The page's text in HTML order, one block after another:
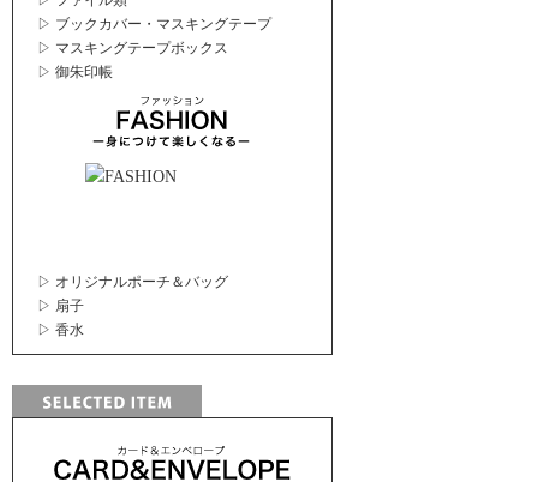
▷ ブックカバー・マスキングテープ
▷ マスキングテープボックス
▷ 御朱印帳
▷ オリジナルポーチ＆バッグ
▷ 扇子
▷ 香水